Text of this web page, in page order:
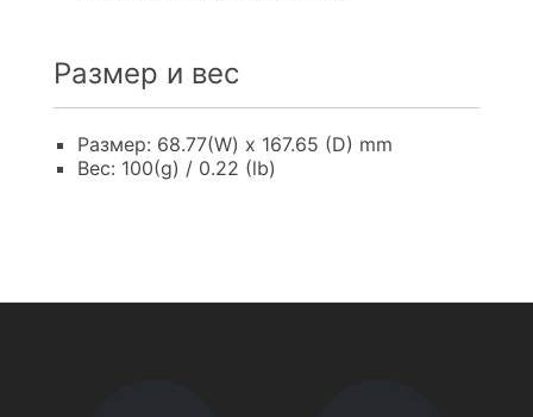
Размер и вес
Размер: 68.77(W) x 167.65 (D) mm
Вес: 100(g) / 0.22 (lb)